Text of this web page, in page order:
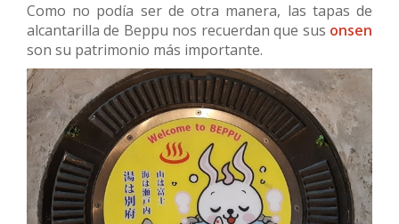
Como no podía ser de otra manera, las tapas de
alcantarilla de Beppu nos recuerdan que sus onsen
son su patrimonio más importante.